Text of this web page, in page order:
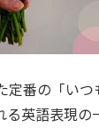
定番の「い
英語表現の